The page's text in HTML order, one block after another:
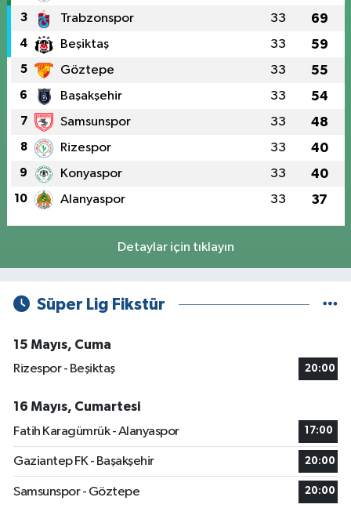
3 Trabzonspor 33 69
4 Beşiktaş 33 59
5 Göztepe 33 55
6 Başakşehir 33 54
7 Samsunspor 33 48
8 Rizespor 33 40
9 Konyaspor 33 40
10 Alanyaspor 33 37
Detaylar için tıklayın
Süper Lig Fikstür
15 Mayıs, Cuma
Rizespor - Beşiktaş
20:00
16 Mayıs, Cumartesi
Fatih Karagümrük - Alanyaspor
17:00
Gaziantep FK - Başakşehir 20:00
Samsunspor - Göztepe 20:00